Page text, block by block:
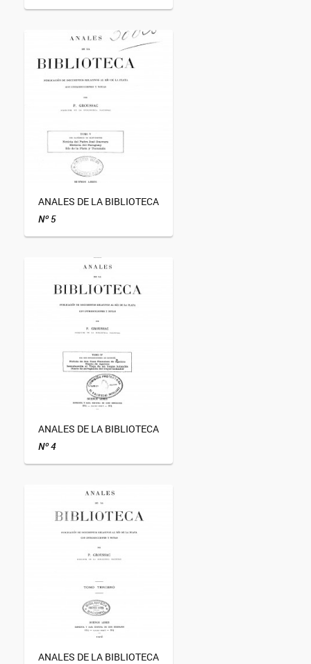
ANALES DE LA BIBLIOTECA
Nº 5
ANALES DE LA BIBLIOTECA
Nº 4
ANALES DE LA BIBLIOTECA